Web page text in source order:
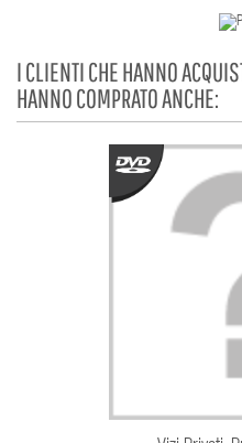
I CLIENTI CHE HANNO
HANNO COMPRATO ANCHE: